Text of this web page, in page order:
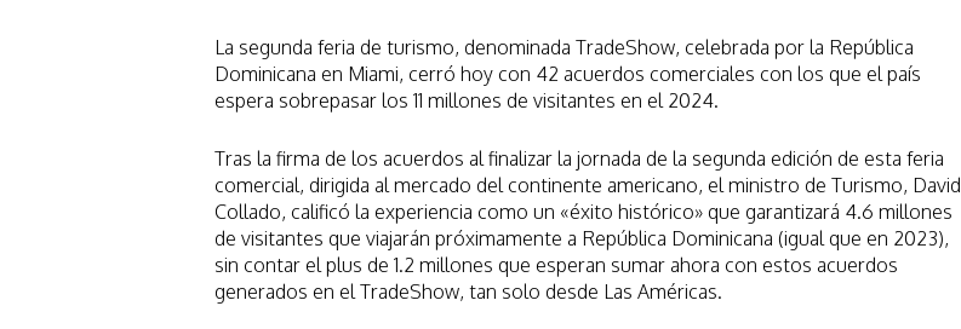
La segunda feria de turismo, denominada TradeShow, celebrada por la República
Dominicana en Miami, cerró hoy con 42 acuerdos comerciales con los que el país
espera sobrepasar los 11 millones de visitantes en el 2024.
Tras la firma de los acuerdos al finalizar la jornada de la segunda edición de esta feria
comercial, dirigida al mercado del continente americano, el ministro de Turismo, David
Collado, calificó la experiencia como un «éxito histórico» que garantizará 4.6 millones
de visitantes que viajarán próximamente a República Dominicana (igual que en 2023),
sin contar el plus de 1.2 millones que esperan sumar ahora con estos acuerdos
generados en el TradeShow, tan solo desde Las Américas.